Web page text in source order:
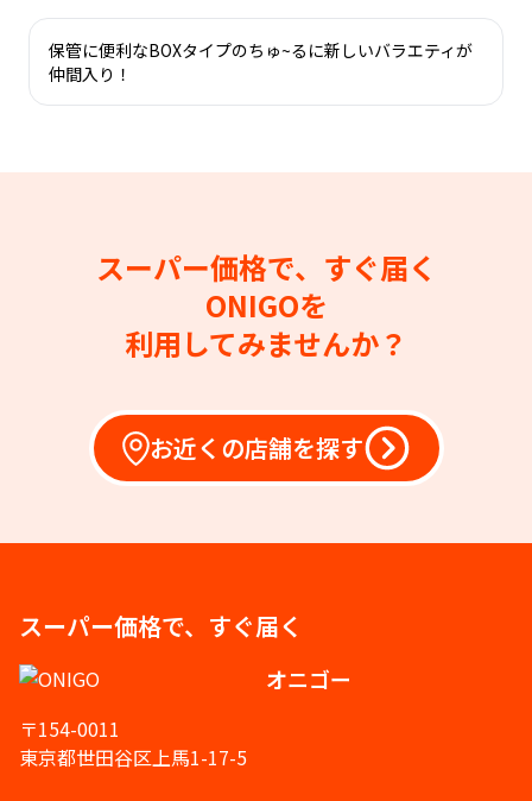
保管に便利なBOXタイプのちゅ~るに新しいバラエティが
仲間入り！
スーパー価格で、すぐ届く
ONIGOを
利用してみませんか？
お近くの店舗を探す
スーパー価格で、すぐ届く
オニゴー
〒154-0011
東京都世田谷区上馬1-17-5